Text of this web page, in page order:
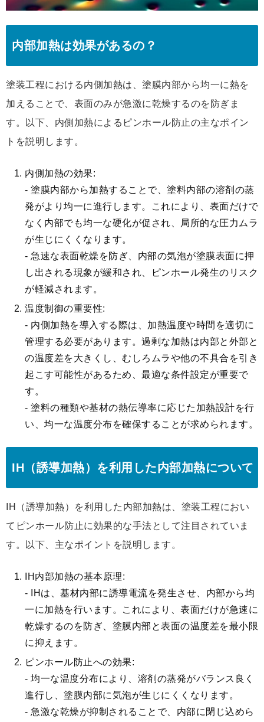
内部加熱は効果があるの？
塗装工程における内側加熱は、塗膜内部から均一に熱を
加えることで、表面のみが急激に乾燥するのを防ぎま
す。以下、内側加熱によるピンホール防止の主なポイン
トを説明します。
内側加熱の効果:
- 塗膜内部から加熱することで、塗料内部の溶剤の蒸
発がより均一に進行します。これにより、表面だけで
なく内部でも均一な硬化が促され、局所的な圧力ムラ
が生じにくくなります。
- 急速な表面乾燥を防ぎ、内部の気泡が塗膜表面に押
し出される現象が緩和され、ピンホール発生のリスク
が軽減されます。
温度制御の重要性:
- 内側加熱を導入する際は、加熱温度や時間を適切に
管理する必要があります。過剰な加熱は内部と外部と
の温度差を大きくし、むしろムラや他の不具合を引き
起こす可能性があるため、最適な条件設定が重要で
す。
- 塗料の種類や基材の熱伝導率に応じた加熱設計を行
い、均一な温度分布を確保することが求められます。
IH（誘導加熱）を利用した内部加熱について
IH（誘導加熱）を利用した内部加熱は、塗装工程におい
てピンホール防止に効果的な手法として注目されていま
す。以下、主なポイントを説明します。
IH内部加熱の基本原理:
- IHは、基材内部に誘導電流を発生させ、内部から均
一に加熱を行います。これにより、表面だけが急速に
乾燥するのを防ぎ、塗膜内部と表面の温度差を最小限
に抑えます。
ピンホール防止への効果:
- 均一な温度分布により、溶剤の蒸発がバランス良く
進行し、塗膜内部に気泡が生じにくくなります。
- 急激な乾燥が抑制されることで、内部に閉じ込めら